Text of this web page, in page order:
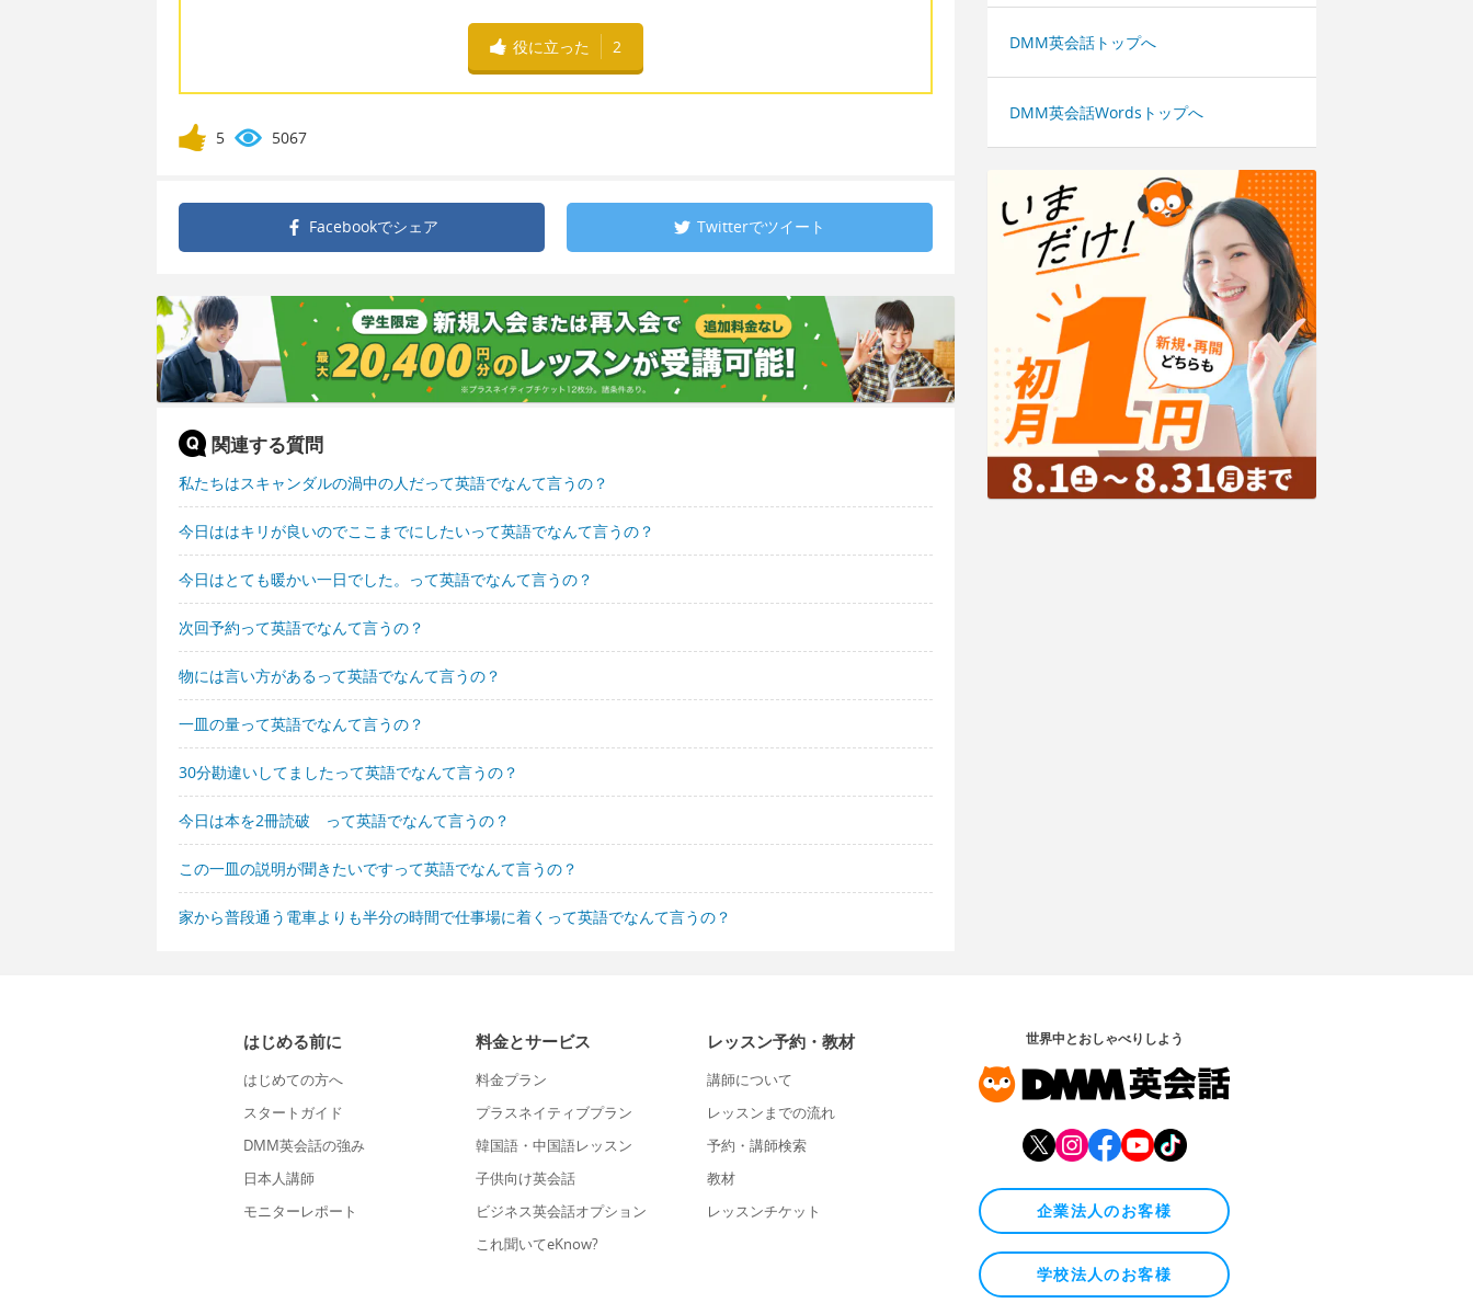
役に立った 2
5 5067
Facebookでシェア Twitterでツイート
関連する質問
私たちはスキャンダルの渦中の人だって英語でなんて言うの？
今日ははキリが良いのでここまでにしたいって英語でなんて言うの？
今日はとても暖かい一日でした。って英語でなんて言うの？
次回予約って英語でなんて言うの？
物には言い方があるって英語でなんて言うの？
一皿の量って英語でなんて言うの？
30分勘違いしてましたって英語でなんて言うの？
今日は本を2冊読破 って英語でなんて言うの？
この一皿の説明が聞きたいですって英語でなんて言うの？
家から普段通う電車よりも半分の時間で仕事場に着くって英語でなんて言うの？
DMM英会話トップへ
DMM英会話Wordsトップへ
はじめる前に
はじめての方へ
スタートガイド
DMM英会話の強み
日本人講師
モニターレポート
料金とサービス
料金プラン
プラスネイティブプラン
韓国語・中国語レッスン
子供向け英会話
ビジネス英会話オプション
これ聞いてeKnow?
レッスン予約・教材
講師について
レッスンまでの流れ
予約・講師検索
教材
レッスンチケット
世界中とおしゃべりしよう
企業法人のお客様
学校法人のお客様